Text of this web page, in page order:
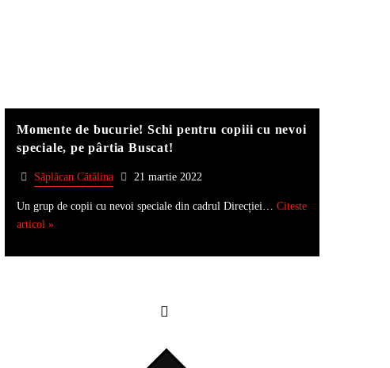
Momente de bucurie! Schi pentru copiii cu nevoi
speciale, pe pârtia Buscat!
Săplăcan Cătălina 21 martie 2022
Un grup de copii cu nevoi speciale din cadrul Direcției… Citeste
articol »